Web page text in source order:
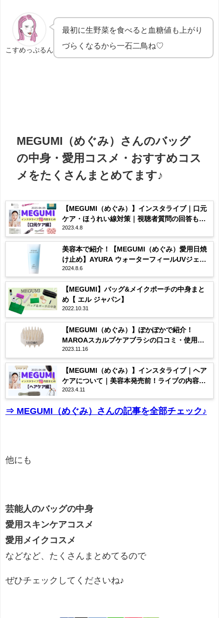
こすめっぷるん
最初に生野菜を食べると血糖値も上がり
づらくなるから一石二鳥ね♡
MEGUMI（めぐみ）さんのバッグ
の中身・愛用コスメ・おすすめコス
メをたくさんまとめてます♪
【MEGUMI（めぐみ）】インスタライブ｜口元
ケア・ほうれい線対策｜視聴者質問の回答も全
まとめ！2023/04/05
2023.4.8
美容本で紹介！【MEGUMI（めぐみ）愛用日焼
け止め】AYURA ウォーターフィールUVジェルα
の使用感・購入先は？まとめ♡
2024.8.6
【MEGUMI】バッグ&メイクポーチの中身まと
め【 エル ジャパン】
2022.10.31
【MEGUMI（めぐみ）】ぽかぽかで紹介！
MAROAスカルプケアブラシの口コミ・使用
感・購入先は？まとめ♡
2023.11.16
【MEGUMI（めぐみ）】インスタライブ｜ヘア
ケアについて｜美容本発売前！ライブの内容全
まとめ♡2023/04/08
2023.4.11
⇒ MEGUMI（めぐみ）さんの記事を全部チェック♪
他にも
芸能人のバッグの中身
愛用スキンケアコスメ
愛用メイクコスメ
などなど、たくさんまとめてるので
ぜひチェックしてくださいね♪